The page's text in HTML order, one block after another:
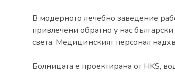
В модерното лечебно заведение
привлечени обратно у нас
света. Медицинският персонал
Болницата е проектирана от HKS,